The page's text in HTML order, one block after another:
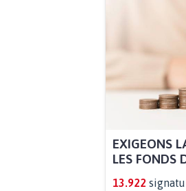
EXIGEONS
LES FONDS
13.922